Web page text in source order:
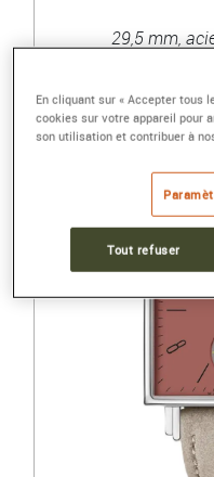
29,5 mm,
En cliquant sur « Accepter tous
cookies sur votre appareil pour
son utilisation et contribuer à
Tout refuser